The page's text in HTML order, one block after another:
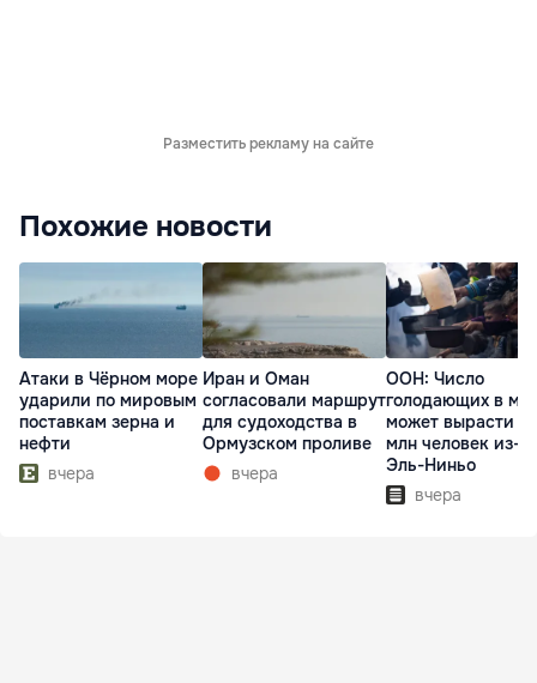
Разместить рекламу на сайте
Похожие новости
Атаки в Чёрном море
ударили по мировым
поставкам зерна и
нефти
вчера
Иран и Оман
согласовали маршрут
для судоходства в
Ормузском проливе
вчера
ООН: Число
голодающих в
может вырасти
млн человек из-за
Эль-Ниньо
вчера